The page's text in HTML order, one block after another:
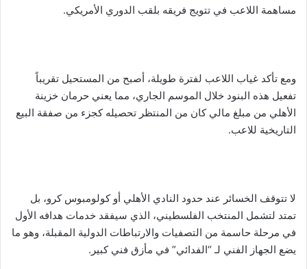
​مساهمة اللاعب في تتويج فريقه بلقب الدوري الأمريكي.
​ومع تأكد غياب اللاعب لفترة طويلة، أصبح من المستحيل تقريباً
تفعيل هذه البنود خلال الموسم الجاري، مما يعني حرمان خزينة
الأهلي من مبلغ مالي كان من المنتظر تحصيله كجزء من صفقة البيع
التاريخية للاعب.
​لا تتوقف الخسائر عند حدود النادي الأهلي أو كولومبوس كرو، بل
تمتد لتشمل المنتخب الفلسطيني، الذي سيفقد خدمات هدافه الأول
في مرحلة حاسمة من التصفيات والارتباطات الدولية المقبلة، وهو ما
يضع الجهاز الفني لـ “الفدائي” في مأزق فني كبير.